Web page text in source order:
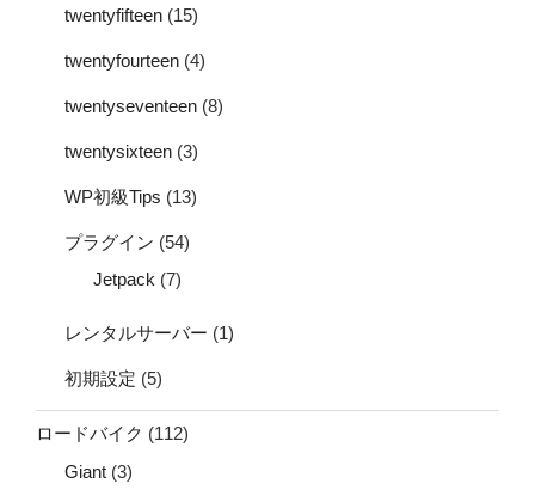
twentyfifteen (15)
twentyfourteen (4)
twentyseventeen (8)
twentysixteen (3)
WP初級Tips (13)
プラグイン (54)
Jetpack (7)
レンタルサーバー (1)
初期設定 (5)
ロードバイク (112)
Giant (3)